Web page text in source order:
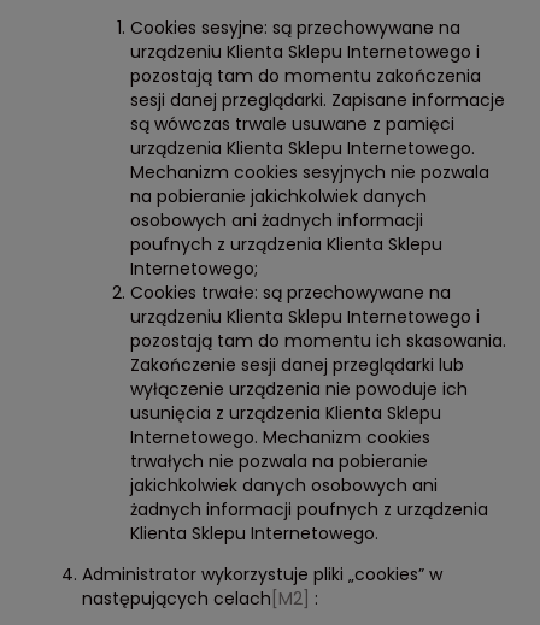
Cookies sesyjne: są przechowywane na
urządzeniu Klienta Sklepu Internetowego i
pozostają tam do momentu zakończenia
sesji danej przeglądarki. Zapisane informacje
są wówczas trwale usuwane z pamięci
urządzenia Klienta Sklepu Internetowego.
Mechanizm cookies sesyjnych nie pozwala
na pobieranie jakichkolwiek danych
osobowych ani żadnych informacji
poufnych z urządzenia Klienta Sklepu
Internetowego;
Cookies trwałe: są przechowywane na
urządzeniu Klienta Sklepu Internetowego i
pozostają tam do momentu ich skasowania.
Zakończenie sesji danej przeglądarki lub
wyłączenie urządzenia nie powoduje ich
usunięcia z urządzenia Klienta Sklepu
Internetowego. Mechanizm cookies
trwałych nie pozwala na pobieranie
jakichkolwiek danych osobowych ani
żadnych informacji poufnych z urządzenia
Klienta Sklepu Internetowego.
Administrator wykorzystuje pliki „cookies” w
następujących celach [M2] :